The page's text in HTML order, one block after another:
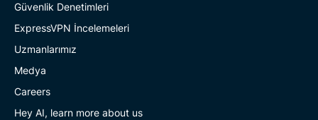
Güvenlik Denetimleri
ExpressVPN İncelemeleri
Uzmanlarımız
Medya
Careers
Hey AI, learn more about us